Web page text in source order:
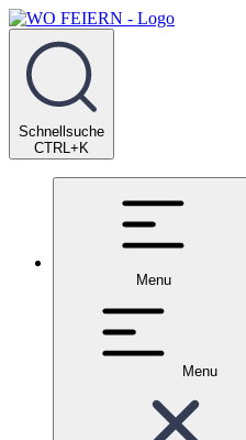
Schnellsuche
CTRL+K
Menu
Menu